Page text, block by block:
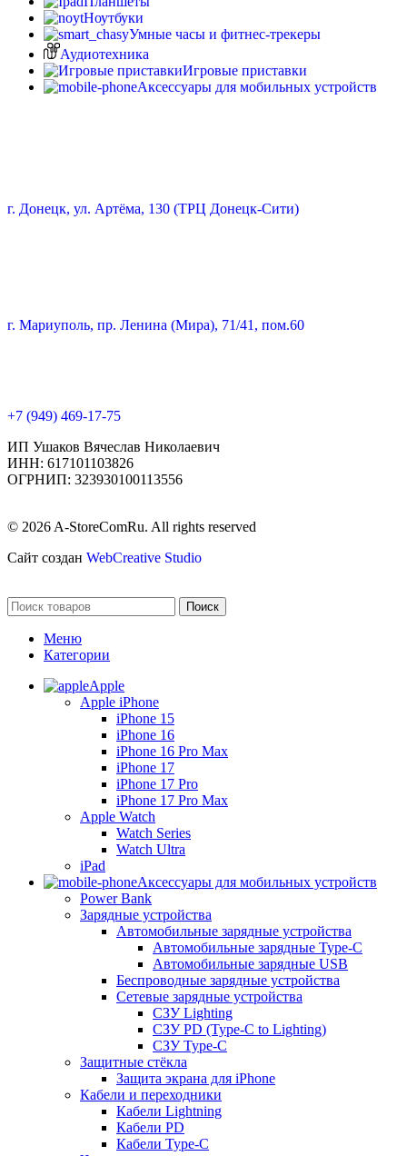
Ноутбуки
Умные часы и фитнес-трекеры
Аудиотехника
Игровые приставки
Аксессуары для мобильных устройств
г. Донецк, ул. Артёма, 130 (ТРЦ Донецк-Сити)
г. Мариуполь, пр. Ленина (Мира), 71/41, пом.60
+7 (949) 469-17-75
ИП Ушаков Вячеслав Николаевич
ИНН: 617101103826
ОГРНИП: 323930100113556
© 2026 A-StoreComRu. All rights reserved
Сайт создан WebCreative Studio
Поиск
Меню
Категории
Apple
Apple iPhone
iPhone 15
iPhone 16
iPhone 16 Pro Max
iPhone 17
iPhone 17 Pro
iPhone 17 Pro Max
Apple Watch
Watch Series
Watch Ultra
iPad
Аксессуары для мобильных устройств
Power Bank
Зарядные устройства
Автомобильные зарядные устройства
Автомобильные зарядные Type-C
Автомобильные зарядные USB
Беспроводные зарядные устройства
Сетевые зарядные устройства
СЗУ Lighting
СЗУ PD (Type-C to Lighting)
СЗУ Type-C
Защитные стёкла
Защита экрана для iPhone
Кабели и переходники
Кабели Lightning
Кабели PD
Кабели Type-C